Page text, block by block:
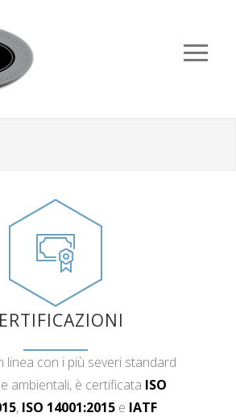
linea con i più severi standard
ambientali, è certificata ISO
, ISO 14001:2015e IATF